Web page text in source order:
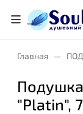
Главная
"Platin",